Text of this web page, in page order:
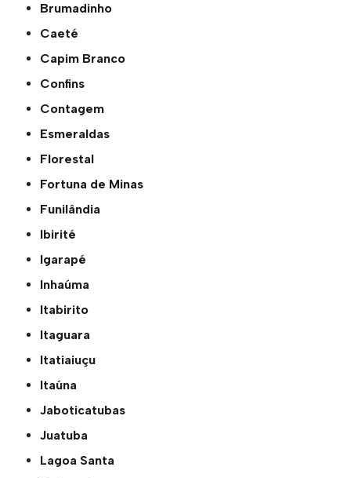
Brumadinho
Caeté
Capim Branco
Confins
Contagem
Esmeraldas
Florestal
Fortuna de Minas
Funilândia
Ibirité
Igarapé
Inhaúma
Itabirito
Itaguara
Itatiaiuçu
Itaúna
Jaboticatubas
Juatuba
Lagoa Santa